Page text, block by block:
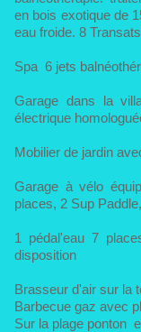
en bois exotique de
eau froide. 8
Spa 6 jets
Garage dans la
électrique
Mobilier de jardin
Garage à vélo
places, 2 Sup
1 pédal'eau 7
disposition
Brasseur d'air sur la
Barbecue gaz avec
Sur la plage ponton